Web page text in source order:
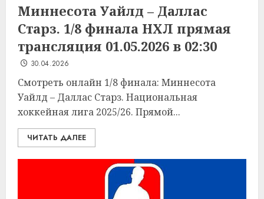
Миннесота Уайлд – Даллас
Старз. 1/8 финала НХЛ прямая
трансляция 01.05.2026 в 02:30
30.04.2026
Смотреть онлайн 1/8 финала: Миннесота
Уайлд – Даллас Старз. Национальная
хоккейная лига 2025/26. Прямой...
ЧИТАТЬ ДАЛЕЕ